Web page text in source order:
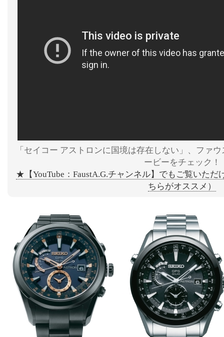
「セイコー アストロンに国境は存在しない」、ファ
ービーをチェック！
★【YouTube：FaustA.G.チャンネル】でもご覧いた
ちらがオススメ）